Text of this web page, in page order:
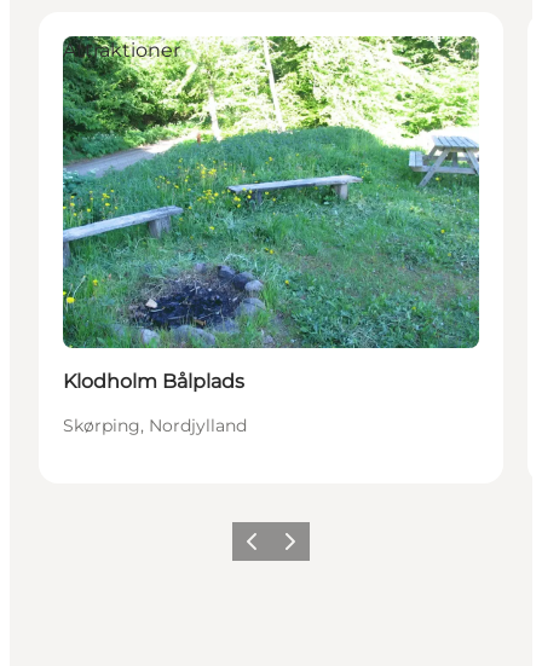
Attraktioner
Klodholm Bålplads
Skørping, Nordjylland
ForrigeNeste